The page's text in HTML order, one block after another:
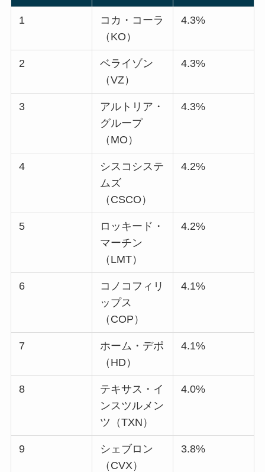
1
コカ・コーラ
（KO）
4.3%
2
ベライゾン
（VZ）
4.3%
3
アルトリア・
グループ
（MO）
4.3%
4
シスコシステ
ムズ
（CSCO）
4.2%
5
ロッキード・
マーチン
（LMT）
4.2%
6
コノコフィリ
ップス
（COP）
4.1%
7
ホーム・デポ
（HD）
4.1%
8
テキサス・イ
ンスツルメン
ツ（TXN）
4.0%
9
シェブロン
（CVX）
3.8%